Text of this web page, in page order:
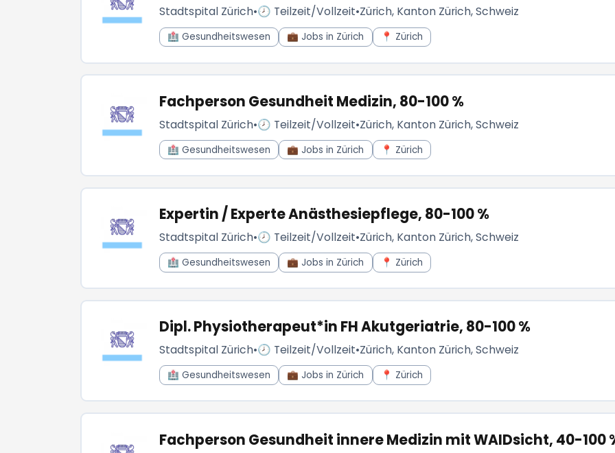
Stadtspital Zürich•🕗 Teilzeit/Vollzeit•Zürich, Kanton Zürich, Schweiz
🏥 Gesundheitswesen 💼 Jobs in Zürich 📍 Zürich
Fachperson Gesundheit Medizin, 80-100 %
Stadtspital Zürich•🕗 Teilzeit/Vollzeit•Zürich, Kanton Zürich, Schweiz
🏥 Gesundheitswesen 💼 Jobs in Zürich 📍 Zürich
Expertin / Experte Anästhesiepflege, 80-100 %
Stadtspital Zürich•🕗 Teilzeit/Vollzeit•Zürich, Kanton Zürich, Schweiz
🏥 Gesundheitswesen 💼 Jobs in Zürich 📍 Zürich
Dipl. Physiotherapeut*in FH Akutgeriatrie, 80-100 %
Stadtspital Zürich•🕗 Teilzeit/Vollzeit•Zürich, Kanton Zürich, Schweiz
🏥 Gesundheitswesen 💼 Jobs in Zürich 📍 Zürich
Fachperson Gesundheit innere Medizin mit WAIDsicht, 40-100